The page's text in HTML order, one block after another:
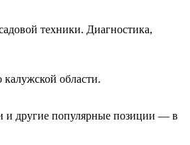
техники. Диагностика,
калужской области.
и другие популярные позиции — в